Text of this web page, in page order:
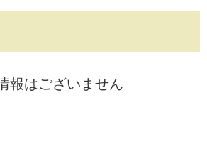
報はございません